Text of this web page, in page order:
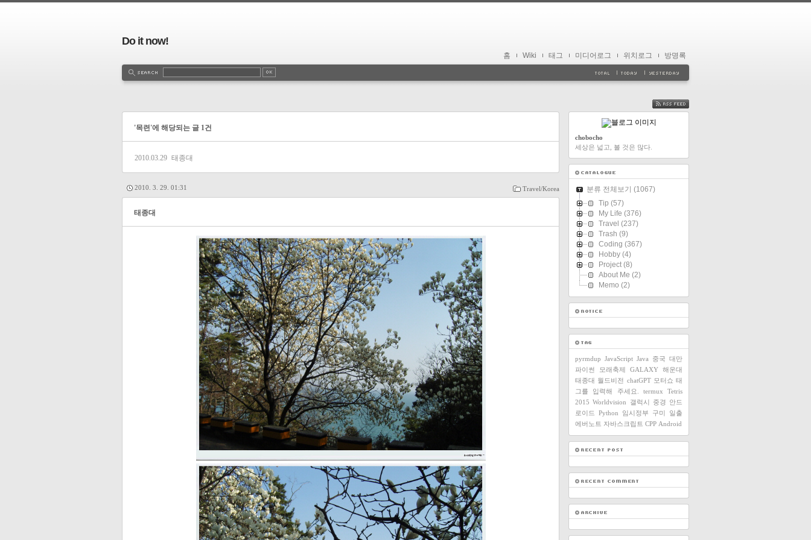
Do it now!
홈 Wiki 태그 미디어로그 위치로그 방명록
'목련'에 해당되는 글 1건
2010.03.29 태종대
Travel/Korea
2010. 3. 29. 01:31
태종대
FEED
chobocho
세상은 넓고, 볼 것은 많다.
분류 전체보기 (1067)
Tip (57)
My Life (376)
Travel (237)
Trash (9)
Coding (367)
Hobby (4)
Project (8)
About Me (2)
Memo (2)
pyrmdup JavaScript Java 중국 대만
파이썬
모래축제 GALAXY 해운대
태종대 월드비전 chatGPT 모터쇼 태
그를 입력해 주세요.
termux
Tetris
2015 Worldvision 갤럭시 중경 안드
로이드
Python 임시정부 구미
일출
에버노트 자바스크립트 CPP Android